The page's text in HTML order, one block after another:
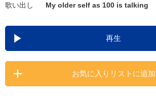
DAMの新曲・ランキングな
カラオケ最新情報をチェック
歌い出し
My older self as 100 is talking
再生
お気に入りリストに追加